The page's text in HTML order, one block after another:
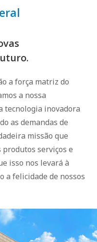
Visão Geral
a força matriz do
a nossa
tecnologia inovadora
as demandas de
missão que
produtos serviços e
isso nos levará à
a felicidade de nossos